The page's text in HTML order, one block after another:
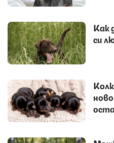
Как
си